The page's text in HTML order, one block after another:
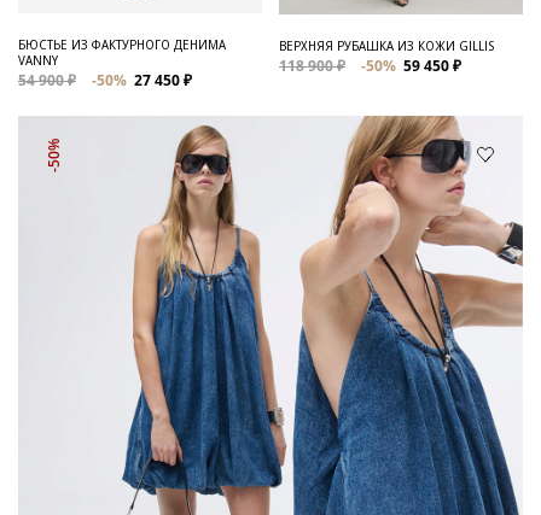
БЮСТЬЕ ИЗ ФАКТУРНОГО ДЕНИМА
VANNY
54 900 ₽ -50% 27 450 ₽
ВЕРХНЯЯ РУБАШКА ИЗ КОЖИ GILLIS
118 900 ₽ -50% 59 450 ₽
-50%